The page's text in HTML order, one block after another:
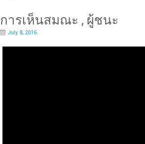
การเห็นสมณะ , ผู้ชนะ
July 8, 2016